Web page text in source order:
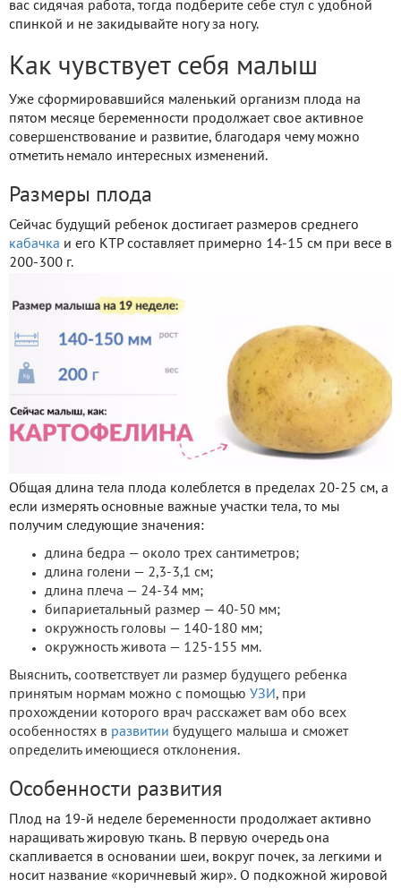
вас сидячая работа, тогда подберите себе стул с удобной
спинкой и не закидывайте ногу за ногу.
Как чувствует себя малыш
Уже сформировавшийся маленький организм плода на
пятом месяце беременности продолжает свое активное
совершенствование и развитие, благодаря чему можно
отметить немало интересных изменений.
Размеры плода
Сейчас будущий ребенок достигает размеров среднего
кабачка и его КТР составляет примерно 14-15 см при весе в
200-300 г.
Общая длина тела плода колеблется в пределах 20-25 см, а
если измерять основные важные участки тела, то мы
получим следующие значения:
длина бедра — около трех сантиметров;
длина голени — 2,3-3,1 см;
длина плеча — 24-34 мм;
бипариетальный размер — 40-50 мм;
окружность головы — 140-180 мм;
окружность живота — 125-155 мм.
Выяснить, соответствует ли размер будущего ребенка
принятым нормам можно с помощью УЗИ , при
прохождении которого врач расскажет вам обо всех
особенностях в развитии будущего малыша и сможет
определить имеющиеся отклонения.
Особенности развития
Плод на 19-й неделе беременности продолжает активно
наращивать жировую ткань. В первую очередь она
скапливается в основании шеи, вокруг почек, за легкими и
носит название «коричневый жир». О подкожной жировой